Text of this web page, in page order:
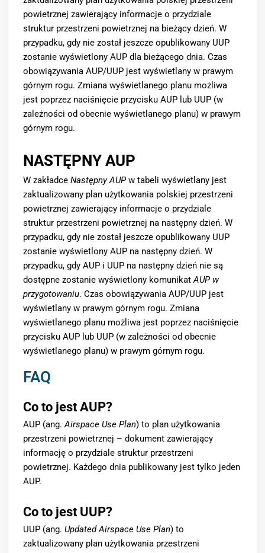
powietrznej zawierający informacje o przydziale
struktur przestrzeni powietrznej na bieżący dzień. W
przypadku, gdy nie został jeszcze opublikowany UUP
zostanie wyświetlony AUP dla bieżącego dnia. Czas
obowiązywania AUP/UUP jest wyświetlany w prawym
górnym rogu. Zmiana wyświetlanego planu możliwa
jest poprzez naciśnięcie przycisku AUP lub UUP (w
zależności od obecnie wyświetlanego planu) w prawym
górnym rogu.
NASTĘPNY AUP
W zakładce Następny AUPw tabeli wyświetlany jest
zaktualizowany plan użytkowania polskiej przestrzeni
powietrznej zawierający informacje o przydziale
struktur przestrzeni powietrznej na następny dzień. W
przypadku, gdy nie został jeszcze opublikowany UUP
zostanie wyświetlony AUP na następny dzień. W
przypadku, gdy AUP i UUP na następny dzień nie są
dostępne zostanie wyświetlony komunikat AUP w
przygotowaniu. Czas obowiązywania AUP/UUP jest
wyświetlany w prawym górnym rogu. Zmiana
wyświetlanego planu możliwa jest poprzez naciśnięcie
przycisku AUP lub UUP (w zależności od obecnie
wyświetlanego planu) w prawym górnym rogu.
FAQ
Co to jest AUP?
AUP (ang. Airspace Use Plan) to plan użytkowania
przestrzeni powietrznej – dokument zawierający
informację o przydziale struktur przestrzeni
powietrznej. Każdego dnia publikowany jest tylko jeden
AUP.
Co to jest UUP?
UUP (ang. Updated Airspace Use Plan) to
zaktualizowany plan użytkowania przestrzeni